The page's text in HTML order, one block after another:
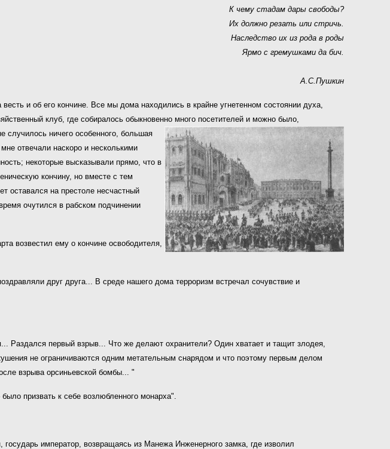
К чему стадам дары свободы?
Их должно резать или стричь.
Наследство их из рода в роды
Ярмо с гремушками да бич.
А.С.Пушкин
и об его кончине. Все мы дома находились в крайне угнетенном состоянии духа,
клуб, где собиралось обыкновенно много посетителей и можно было,
случилось ничего особенного, большая
отвечали наскоро и несколькими
; некоторые высказывали прямо, что в
кончину, но вместе с тем
оставался на престоле несчастный
очутился в рабском подчинении
возвестил ему о кончине освободителя,
друг друга... В среде нашего дома терроризм встречал сочувствие и
Раздался первый взрыв... Что же делают охранители? Один хватает и тащит злодея,
не ограничиваются одним метательным снарядом и что поэтому первым делом
взрыва орсиньевской бомбы... "
призвать к себе возлюбленного монарха".
государь император, возвращаясь из Манежа Инженерного замка, где изволил